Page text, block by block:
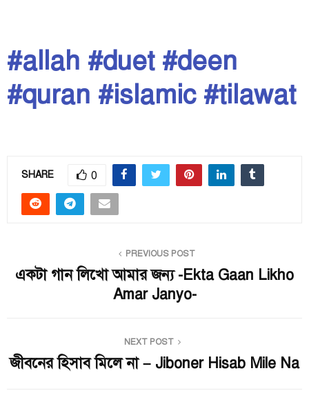
#allah #duet #deen
#quran #islamic #tilawat
SHARE 0
PREVIOUS POST
একটা গান লিখো আমার জন্য -Ekta Gaan Likho
Amar Janyo-
NEXT POST
জীবনের হিসাব মিলে না – Jiboner Hisab Mile Na